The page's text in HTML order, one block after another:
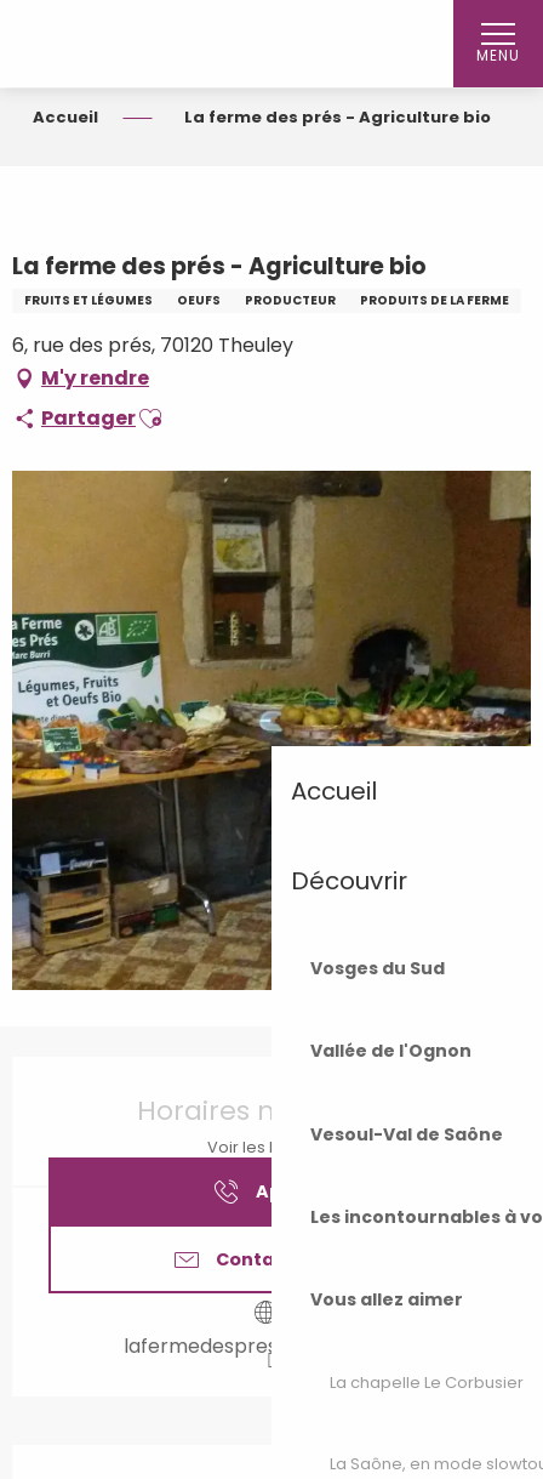
MENU
Accueil
Découvrir
Vosges du Sud
Vallée de l'Ognon
Vesoul-Val de Saône
Les incontournables à
Vous allez aimer
La chapelle Le Corbusier
La Saône, en mode
Accueil La ferme des prés - Agriculture bio
La ferme des prés - Agriculture bio
FRUITS ET LÉGUMES OEUFS PRODUCTEUR PRODUITS DE LA FERME
6, rue des prés, 70120 Theuley
M'y rendre
PartagerAjouter aux favoris
Horaires non définis
Voir les horaires
Appeler
Contactez-nous
lafermedespres.jimdofree.com